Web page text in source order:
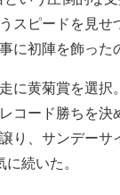
スピードを見せ
に初陣を飾った
に黄菊賞を選択
コード勝ちを決
り、サンデーサ
続いた。